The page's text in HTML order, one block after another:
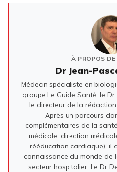
À PROPOS
Dr Jean-
Médecin spécialiste en
groupe Le Guide Santé, le
le directeur de la
Après un parcours
complémentaires de la
médicale, direction
rééducation cardiaque), il
connaissance du monde de
secteur hospitalier. Le Dr